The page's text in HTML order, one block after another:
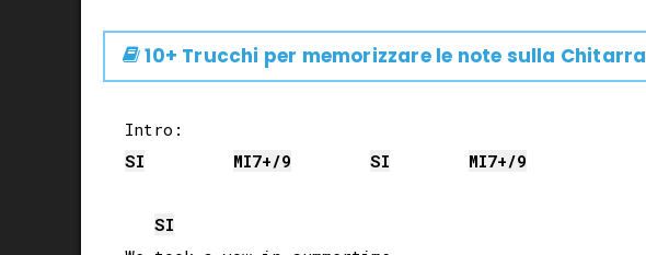
10+ Trucchi per memorizzare le note sulla Chitarra
SI
MI7+/9 SI MI7+/9
SI